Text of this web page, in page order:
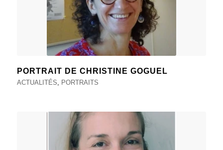
PORTRAIT DE CHRISTINE GOGUEL
ACTUALITÉS PORTRAITS